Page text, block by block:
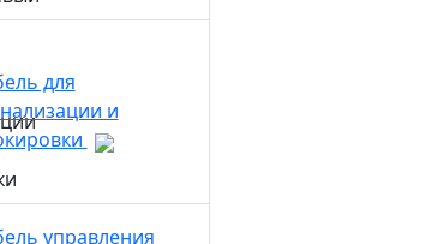
для
и
управления